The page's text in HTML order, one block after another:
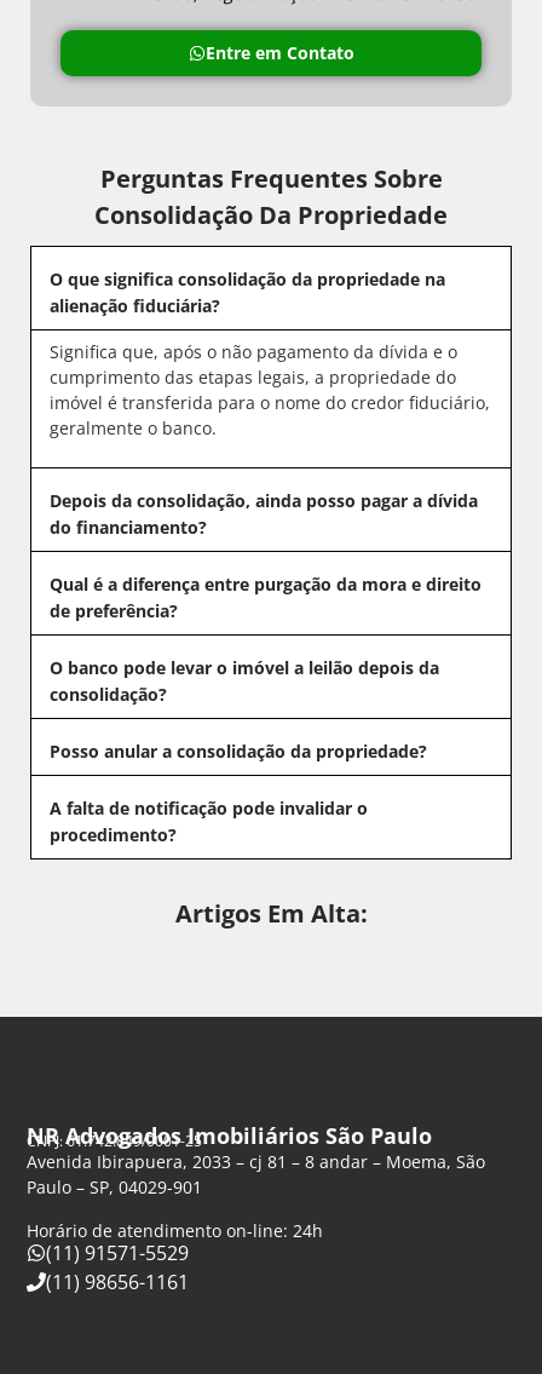
Entre em Contato
Perguntas Frequentes Sobre
Consolidação Da Propriedade
O que significa consolidação da propriedade na
alienação fiduciária?
Significa que, após o não pagamento da dívida e o
cumprimento das etapas legais, a propriedade do
imóvel é transferida para o nome do credor fiduciário,
geralmente o banco.
Depois da consolidação, ainda posso pagar a dívida
do financiamento?
Qual é a diferença entre purgação da mora e direito
de preferência?
O banco pode levar o imóvel a leilão depois da
consolidação?
Posso anular a consolidação da propriedade?
A falta de notificação pode invalidar o
procedimento?
Artigos Em Alta:
NR Advogados Imobiliários São Paulo
CNPJ: 61.742.849/0001-25
Avenida Ibirapuera, 2033 – cj 81 – 8 andar – Moema, São
Paulo – SP, 04029-901
Horário de atendimento on-line: 24h
(11) 91571-5529
(11) 98656-1161